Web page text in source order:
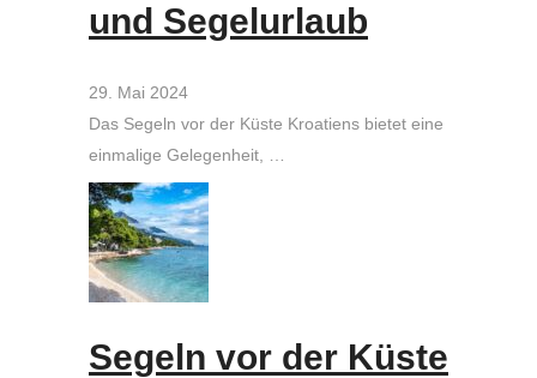
und Segelurlaub
29. Mai 2024
Das Segeln vor der Küste Kroatiens bietet eine
einmalige Gelegenheit, …
Segeln vor der Küste